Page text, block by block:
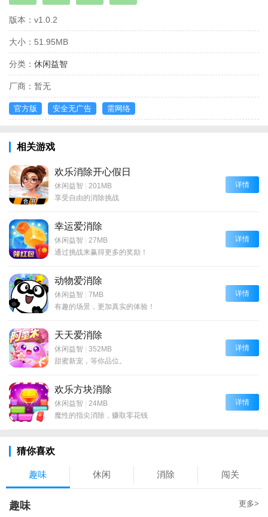
版本： v1.0.2
大小： 51.95MB
分类： 休闲益智
厂商： 暂无
官方版 安全无广告 需网络
相关游戏
欢乐消除开心假日
休闲益智 | 201MB
享受自由的消除挑战
详情
幸运爱消除
休闲益智 | 27MB
通过挑战来赢得更多的奖励！
详情
动物爱消除
休闲益智 | 7MB
有趣的场景，更加真实的体验！
详情
天天爱消除
休闲益智 | 352MB
甜蜜新宠，等你品位。
详情
欢乐方块消除
休闲益智 | 24MB
魔性的指尖消除，赚取零花钱
详情
猜你喜欢
趣味 休闲 消除 闯关
趣味 更多>